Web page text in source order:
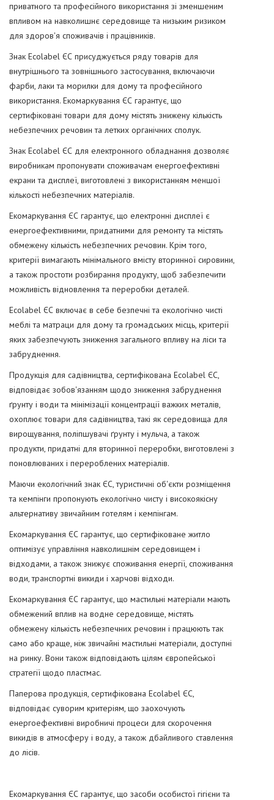
приватного та професійного використання зі зменшеним
впливом на навколишнє середовище та низьким ризиком
для здоров'я споживачів і працівників.
Знак Ecolabel ЄС присуджується ряду товарів для
внутрішнього та зовнішнього застосування, включаючи
фарби, лаки та морилки для дому та професійного
використання. Екомаркування ЄС гарантує, що
сертифіковані товари для дому містять знижену кількість
небезпечних речовин та летких органічних сполук.
Знак Ecolabel ЄС для електронного обладнання дозволяє
виробникам пропонувати споживачам енергоефективні
екрани та дисплеї, виготовлені з використанням меншої
кількості небезпечних матеріалів.
Екомаркування ЄС гарантує, що електронні дисплеї є
енергоефективними, придатними для ремонту та містять
обмежену кількість небезпечних речовин. Крім того,
критерії вимагають мінімального вмісту вторинної сировини,
а також простоти розбирання продукту, щоб забезпечити
можливість відновлення та переробки деталей.
Ecolabel ЄС включає в себе безпечні та екологічно чисті
меблі та матраци для дому та громадських місць, критерії
яких забезпечують зниження загального впливу на ліси та
забруднення.
Продукція для садівництва, сертифікована Ecolabel ЄС,
відповідає зобов'язанням щодо зниження забруднення
ґрунту і води та мінімізації концентрації важких металів,
охоплює товари для садівництва, такі як середовища для
вирощування, поліпшувачі ґрунту і мульча, а також
продукти, придатні для вторинної переробки, виготовлені з
поновлюваних і перероблених матеріалів.
Маючи екологічний знак ЄС, туристичні об'єкти розміщення
та кемпінги пропонують екологічно чисту і високоякісну
альтернативу звичайним готелям і кемпінгам.
Екомаркування ЄС гарантує, що сертифіковане житло
оптимізує управління навколишнім середовищем і
відходами, а також знижує споживання енергії, споживання
води, транспортні викиди і харчові відходи.
Екомаркування ЄС гарантує, що мастильні матеріали мають
обмежений вплив на водне середовище, містять
обмежену кількість небезпечних речовин і працюють так
само або краще, ніж звичайні мастильні матеріали, доступні
на ринку. Вони також відповідають цілям європейської
стратегії щодо пластмас.
Паперова продукція, сертифікована Ecolabel ЄС,
відповідає суворим критеріям, що заохочують
енергоефективні виробничі процеси для скорочення
викидів в атмосферу і воду, а також дбайливого ставлення
до лісів.
Екомаркування ЄС гарантує, що засоби особистої гігієни та